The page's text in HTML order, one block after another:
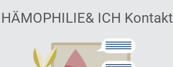
HÄMOPHILIE& ICH Kontakt